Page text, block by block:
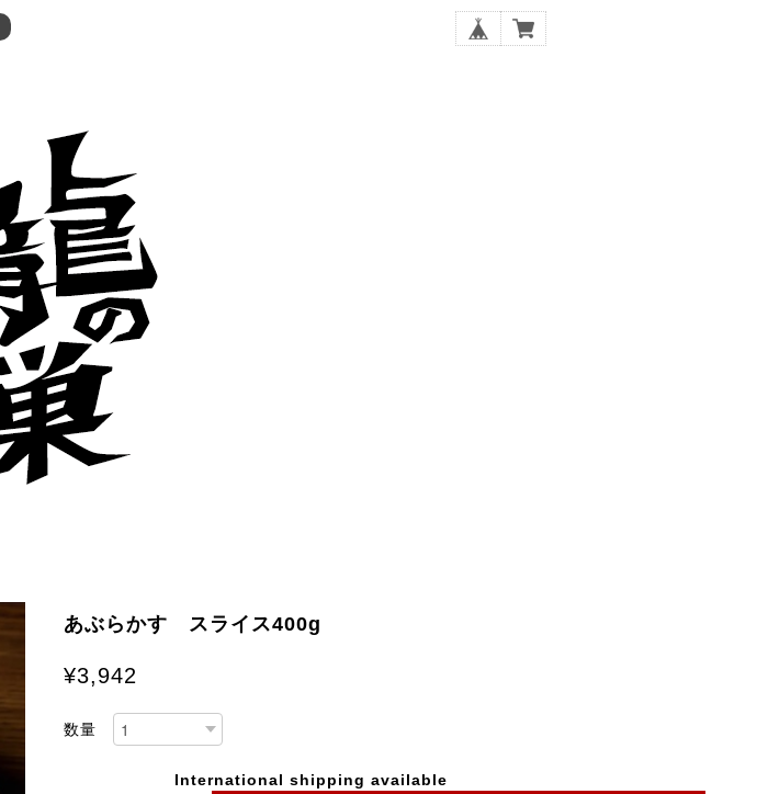
あぶらかす スライス400g
¥3,942
数量
International shipping available